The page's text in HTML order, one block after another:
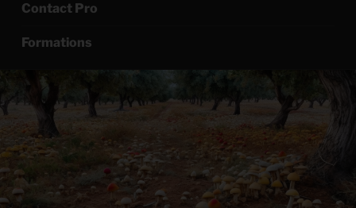
Contact Pro
Formations